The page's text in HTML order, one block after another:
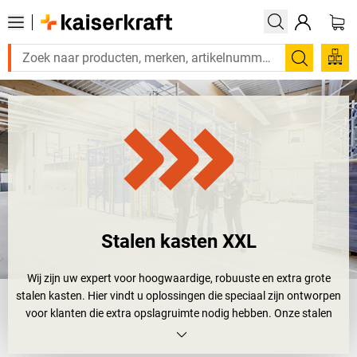
Zoeken
Stalen kasten XXL
Wij zijn uw expert voor hoogwaardige, robuuste en extra grote
stalen kasten. Hier vindt u oplossingen die speciaal zijn ontworpen
voor klanten die extra opslagruimte nodig hebben. Onze stalen
kasten zijn niet alleen uitermate duurzaam en van eersteklas